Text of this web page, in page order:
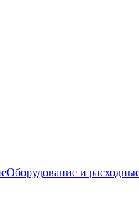
Оборудование и